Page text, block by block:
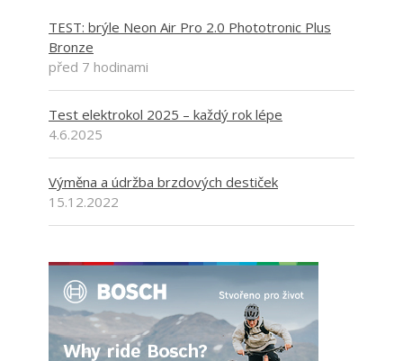
TEST: brýle Neon Air Pro 2.0 Phototronic Plus
Bronze
před 7 hodinami
Test elektrokol 2025 – každý rok lépe
4.6.2025
Výměna a údržba brzdových destiček
15.12.2022